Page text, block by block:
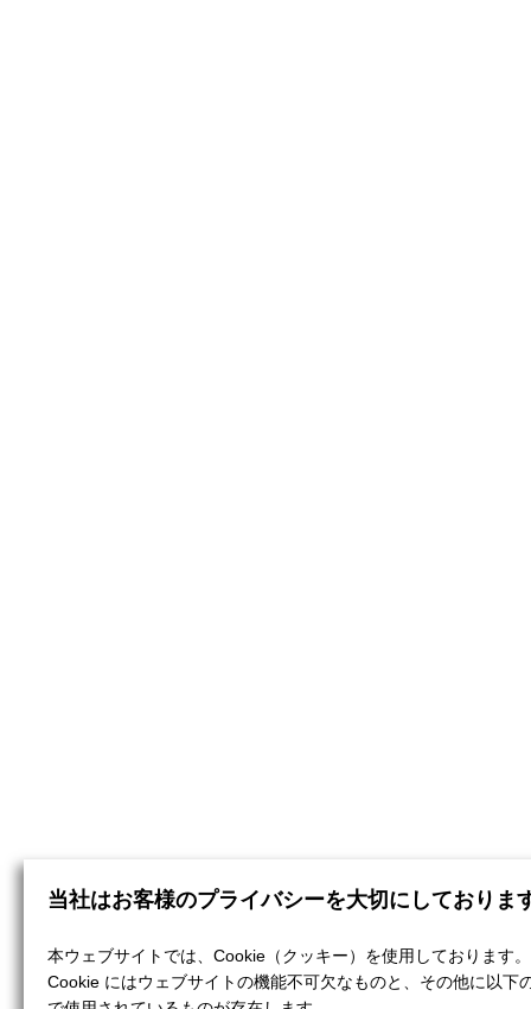
当社はお客様のプライバシーを大切にしておりま
本ウェブサイトでは、Cookie（クッキー）を使用しております。
Cookie にはウェブサイトの機能不可欠なものと、その他に以下